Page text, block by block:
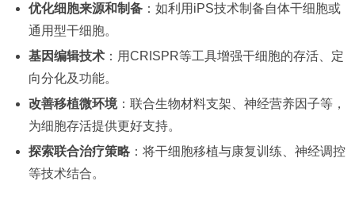
优化细胞来源和制备：如利用iPS技术制备自体干细胞或
通用型干细胞。
基因编辑技术：用CRISPR等工具增强干细胞的存活、定
向分化及功能。
改善移植微环境：联合生物材料支架、神经营养因子等，
为细胞存活提供更好支持。
探索联合治疗策略：将干细胞移植与康复训练、神经调控
等技术结合。